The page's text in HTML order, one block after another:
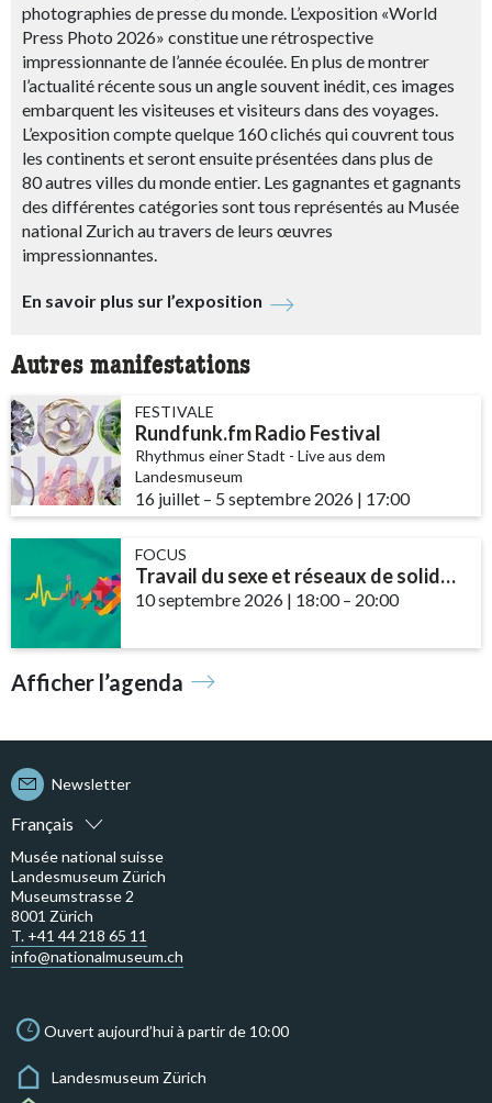
photographies de presse du monde. L’exposition «World
Press Photo 2026» constitue une rétrospective
impressionnante de l’année écoulée. En plus de montrer
l’actualité récente sous un angle souvent inédit, ces images
embarquent les visiteuses et visiteurs dans des voyages.
L’exposition compte quelque 160 clichés qui couvrent tous
les continents et seront ensuite présentées dans plus de
80 autres villes du monde entier. Les gagnantes et gagnants
des différentes catégories sont tous représentés au Musée
national Zurich au travers de leurs œuvres
impressionnantes.
En savoir plus sur l’exposition
Autres manifestations
FESTIVALE
Rundfunk.fm Radio Festival
Rhythmus einer Stadt - Live aus dem
Landesmuseum
16 juillet accessibility.time_to
– 5 septembre 2026 | 17:00
FOCUS
Travail du sexe et réseaux de solidarité – le rôle des communautés et des ...
10 septembre 2026 | 18:00– 20:00
Afficher l’agenda
Français
Newsletter
Musée national suisse
Landesmuseum Zürich
Museumstrasse 2
8001 Zürich
T. +41 44 218 65 11
info@nationalmuseum.ch
Ouvert aujourd’hui à partir de 10:00
Landesmuseum Zürich